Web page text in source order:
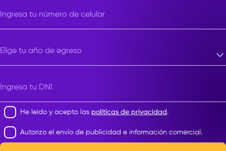
Ingresa tu número de celular
Elige tu año de egreso
Ingresa tu DNI
He leído y acepto las políticas de privacidad .
Autorizo el envío de publicidad e información comercial.